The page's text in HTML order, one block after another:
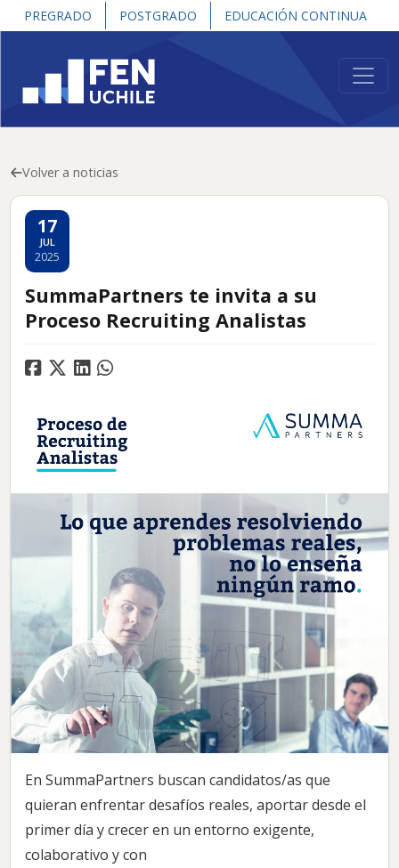
PREGRADO POSTGRADO EDUCACIÓN CONTINUA
Volver a noticias
17
JUL
2025
SummaPartners te invita a su
Proceso Recruiting Analistas
En SummaPartners buscan candidatos/as que
quieran enfrentar desafíos reales, aportar desde el
primer día y crecer en un entorno exigente,
colaborativo y con